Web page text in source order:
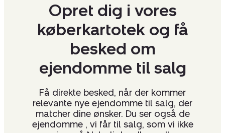
Opret dig i vores
køberkartotek og få
besked om
ejendomme til salg
Få direkte besked, når der kommer
relevante nye ejendomme til salg, der
matcher dine ønsker. Du ser også de
ejendomme , vi får til salg, som vi ikke